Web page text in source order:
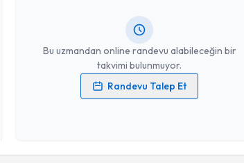
Bu uzmandan online randevu alabileceğin bir
takvimi bulunmuyor.
Randevu Talep Et
Kişisel verilerimin işlenmesine ilişkinAydınlatma Metni
Randevu Takvimi Talebi